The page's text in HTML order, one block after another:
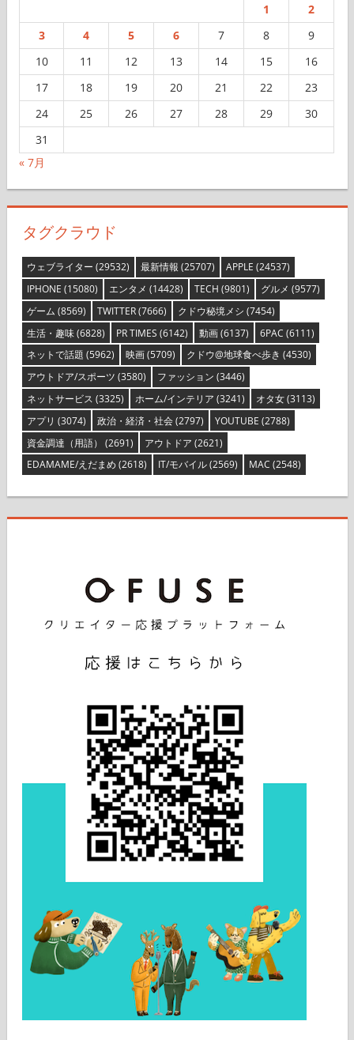
1
2
3
4 5 6 7 8
9
10
11 12 13 14 15
16
17
18 19 20 21 22
23
24
25 26 27 28 29
30
31
« 7月
タグクラウド
ウェブライター (29532) 最新情報 (25707) APPLE (24537)
IPHONE (15080) エンタメ (14428) TECH (9801) グルメ (9577)
ゲーム (8569) TWITTER(7666) クドウ秘境メシ (7454)
生活・趣味(6828) PR TIMES (6142) 動画(6137) 6PAC (6111)
ネットで話題 (5962) 映画(5709) クドウ@地球食べ歩き (4530)
アウトドア/スポーツ (3580) ファッション (3446)
ネットサービス (3325) ホーム/インテリア (3241) オタ女(3113)
アプリ (3074) 政治・経済・社会(2797) YOUTUBE (2788)
資金調達（用語） (2691) アウトドア (2621)
EDAMAME/えだまめ (2618) IT/モバイル(2569) MAC (2548)